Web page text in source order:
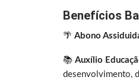
Benefícios
🌴 Abono
📚 Auxílio
desenvolvimento,